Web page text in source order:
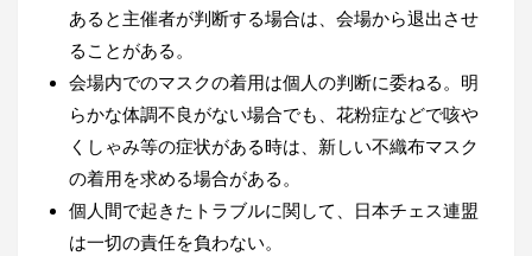
あると主催者が判断する場合は、会場から退出させ
ることがある。
会場内でのマスクの着用は個人の判断に委ねる。明
らかな体調不良がない場合でも、花粉症などで咳や
くしゃみ等の症状がある時は、新しい不織布マスク
の着用を求める場合がある。
個人間で起きたトラブルに関して、日本チェス連盟
は一切の責任を負わない。